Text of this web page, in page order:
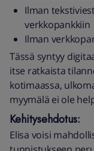
Ilman
verkkopankkiin
Ilman
Tässä syntyy
itse ratkaista
kotimaassa,
myymälä ei ole
Kehitysehdotus:
Elisa voisi